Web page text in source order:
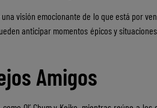
visión emocionante de lo que está por
anticipar momentos épicos y
Amigos